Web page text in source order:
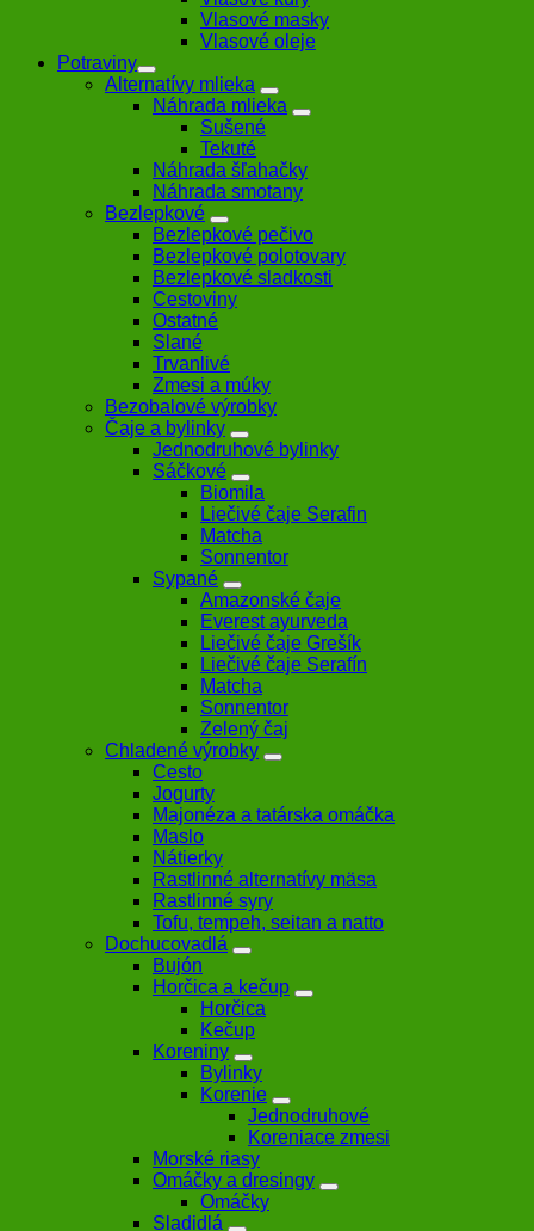
Vlasové masky
Vlasové oleje
Potraviny
Alternatívy mlieka
Náhrada mlieka
Sušené
Tekuté
Náhrada šľahačky
Náhrada smotany
Bezlepkové
Bezlepkové pečivo
Bezlepkové polotovary
Bezlepkové sladkosti
Cestoviny
Ostatné
Slané
Trvanlivé
Zmesi a múky
Bezobalové výrobky
Čaje a bylinky
Jednodruhové bylinky
Sáčkové
Biomila
Liečivé čaje Serafin
Matcha
Sonnentor
Sypané
Amazonské čaje
Everest ayurveda
Liečivé čaje Grešík
Liečivé čaje Serafín
Matcha
Sonnentor
Zelený čaj
Chladené výrobky
Cesto
Jogurty
Majonéza a tatárska omáčka
Maslo
Nátierky
Rastlinné alternatívy mäsa
Rastlinné syry
Tofu, tempeh, seitan a natto
Dochucovadlá
Bujón
Horčica a kečup
Horčica
Kečup
Koreniny
Bylinky
Korenie
Jednodruhové
Koreniace zmesi
Morské riasy
Omáčky a dresingy
Omáčky
Sladidlá